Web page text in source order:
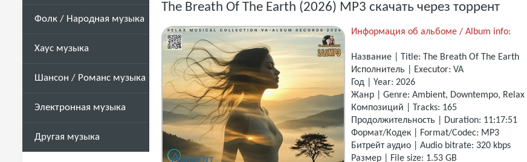
Фолк / Народная музыка
Хаус музыка
Шансон / Романс музыка
Электронная музыка
Другая музыка
The Breath Of The Earth (2026) MP3 скачать через торрент
Информация об альбоме / Album info:
Название | Title: The Breath Of The Earth
Исполнитель | Executor: VA
Год | Year: 2026
Жанр | Genre: Ambient, Downtempo, Relax
Композиций | Tracks: 165
Продолжительность | Duration: 11:17:51
Формат/Кодек | Format/Codec: MP3
Битрейт аудио | Audio bitrate: 320 kbps
Размер | File size: 1.53 GB